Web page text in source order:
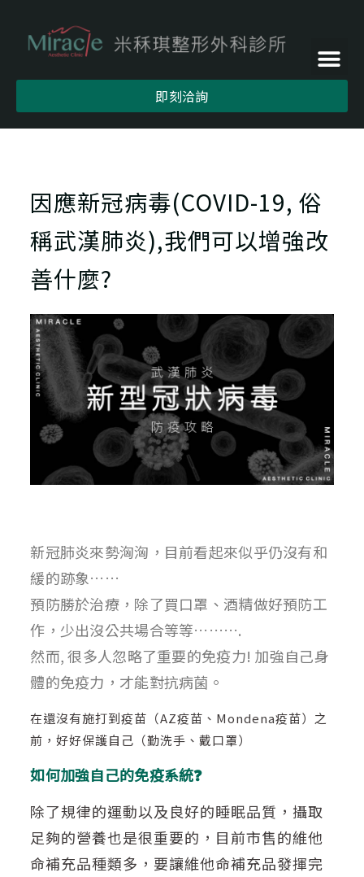
即刻洽詢
因應新冠病毒(COVID-19, 俗
稱武漢肺炎),我們可以增強改
善什麼?
新冠肺炎來勢洶洶，目前看起來似乎仍沒有和
緩的跡象……
預防勝於治療，除了買口罩、酒精做好預防工
作，少出沒公共場合等等……….
然而, 很多人忽略了重要的免疫力! 加強自己身
體的免疫力，才能對抗病菌。
在還沒有施打到疫苗（AZ疫苗、Mondena疫苗）之
前，好好保護自己（勤洗手、戴口罩）
如何加強自己的免疫系統❓
除了規律的運動以及良好的睡眠品質，攝取
足夠的營養也是很重要的，目前市售的維他
命補充品種類多，要讓維他命補充品發揮完